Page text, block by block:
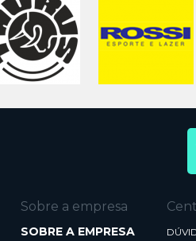
Sobre a empresa
SOBRE A EMPRESA